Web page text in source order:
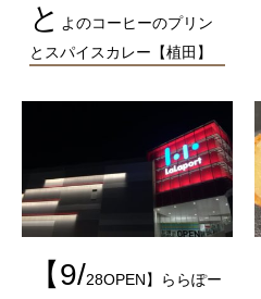
と よのコーヒーのプリン
とスパイスカレー【植田】
【9/28OPEN】ららぽー